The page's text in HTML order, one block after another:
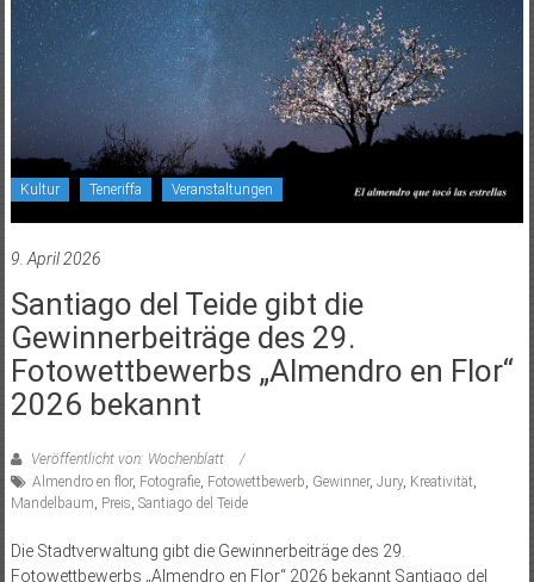
Kultur Teneriffa Veranstaltungen
9. April 2026
Santiago del Teide gibt die
Gewinnerbeiträge des 29.
Fotowettbewerbs „Almendro en Flor“
2026 bekannt
Veröffentlicht von: Wochenblatt
Almendro en flor, Fotografie, Fotowettbewerb, Gewinner, Jury, Kreativität,
Mandelbaum, Preis, Santiago del Teide
Die Stadtverwaltung gibt die Gewinnerbeiträge des 29.
Fotowettbewerbs „Almendro en Flor“ 2026 bekannt Santiago del